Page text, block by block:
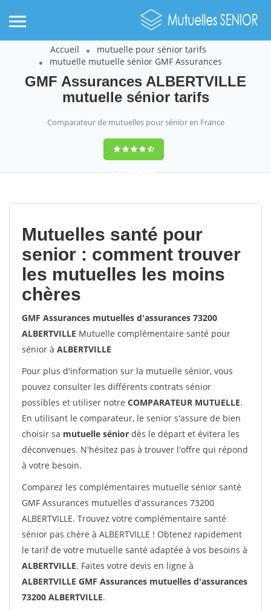
Accueil
mutuelle pour sénior tarifs
mutuelle mutuelle sénior GMF Assurances
GMF Assurances ALBERTVILLE
mutuelle sénior tarifs
Comparateur de mutuelles pour sénior en France
9,2(100%)452
Mutuelles santé pour
senior : comment trouver
les mutuelles les moins
chères
GMF Assurances mutuelles d'assurances 73200
ALBERTVILLE Mutuelle complémentaire santé pour
sénior à ALBERTVILLE
Pour plus d'information sur la mutuelle sénior, vous
pouvez consulter les différents contrats sénior
possibles et utiliser notre COMPARATEUR MUTUELLE.
En utilisant le comparateur, le senior s'assure de bien
choisir sa mutuelle sénior dès le départ et évitera les
déconvenues. N'hésitez pas à trouver l'offre qui répond
à votre besoin.
Comparez les complémentaires mutuelle sénior santé
GMF Assurances mutuelles d'assurances 73200
ALBERTVILLE. Trouvez votre complémentaire santé
sénior pas chère à ALBERTVILLE ! Obtenez rapidement
le tarif de votre mutuelle santé adaptée à vos besoins à
ALBERTVILLE. Faites votre devis en ligne à
ALBERTVILLE GMF Assurances mutuelles d'assurances
73200 ALBERTVILLE.